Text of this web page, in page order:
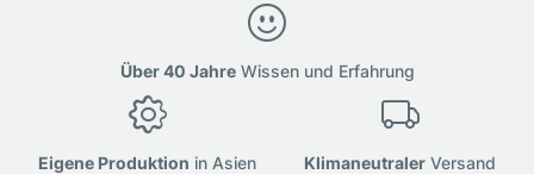
Über 40 JahreWissen und Erfahrung
Eigene Produktion in Asien Klimaneutraler Versand